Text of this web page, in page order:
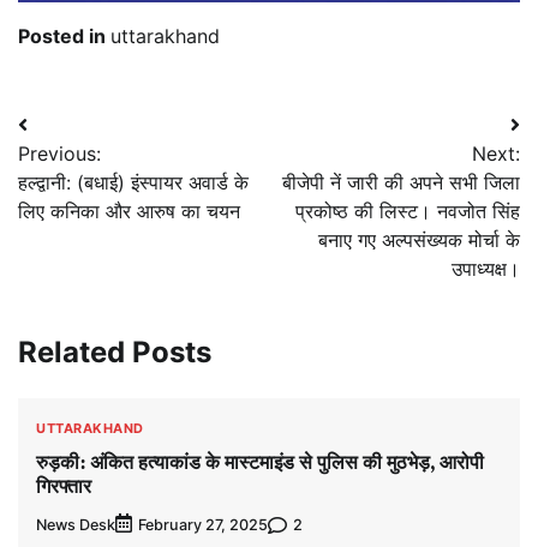
Posted in uttarakhand
Post
navigation
Previous:
हल्द्वानी: (बधाई) इंस्पायर अवार्ड के
लिए कनिका और आरुष का चयन
Next:
बीजेपी नें जारी की अपने सभी जिला
प्रकोष्ठ की लिस्ट। नवजोत सिंह
बनाए गए अल्पसंख्यक मोर्चा के
उपाध्यक्ष।
Related Posts
UTTARAKHAND
रुड़की: अंकित हत्याकांड के मास्टमाइंड से पुलिस की मुठभेड़, आरोपी
गिरफ्तार
News Desk February 27, 2025 2